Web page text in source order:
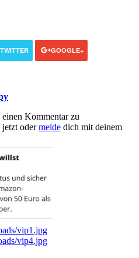
TWITTER GOOGLE+
Kommentar zu
jetzt odermelde dich mit deinem